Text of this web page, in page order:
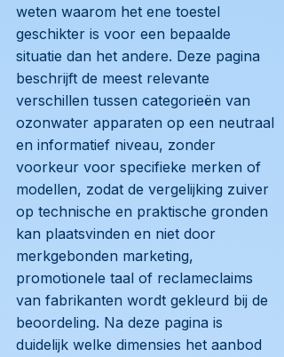
weten waarom het ene toestel
geschikter is voor een bepaalde
situatie dan het andere. Deze pagina
beschrijft de meest relevante
verschillen tussen categorieën van
ozonwater apparaten op een neutraal
en informatief niveau, zonder
voorkeur voor specifieke merken of
modellen, zodat de vergelijking zuiver
op technische en praktische gronden
kan plaatsvinden en niet door
merkgebonden marketing,
promotionele taal of reclameclaims
van fabrikanten wordt gekleurd bij de
beoordeling. Na deze pagina is
duidelijk welke dimensies het aanbod